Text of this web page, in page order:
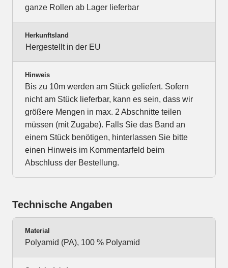
ganze Rollen ab Lager lieferbar
Herkunftsland
Hergestellt in der EU
Hinweis
Bis zu 10m werden am Stück geliefert. Sofern
nicht am Stück lieferbar, kann es sein, dass wir
größere Mengen in max. 2 Abschnitte teilen
müssen (mit Zugabe). Falls Sie das Band an
einem Stück benötigen, hinterlassen Sie bitte
einen Hinweis im Kommentarfeld beim
Abschluss der Bestellung.
Technische Angaben
Material
Polyamid (PA), 100 % Polyamid